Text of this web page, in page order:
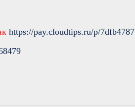
https://pay.cloudtips.ru/p/7dfb4787